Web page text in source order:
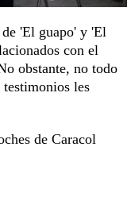
'El guapo' y 'El
con el
obstante, no todo
testimonios les
de Caracol